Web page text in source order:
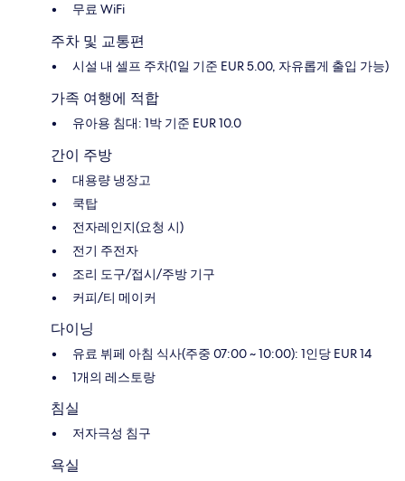
무료 WiFi
주차 및 교통편
시설 내 셀프 주차(1일 기준 EUR 5.00, 자유롭게 출입 가능)
가족 여행에 적합
유아용 침대: 1박 기준 EUR 10.0
간이 주방
대용량 냉장고
쿡탑
전자레인지(요청 시)
전기 주전자
조리 도구/접시/주방 기구
커피/티 메이커
다이닝
유료 뷔페 아침 식사(주중 07:00 ~ 10:00): 1인당 EUR 14
1개의 레스토랑
침실
저자극성 침구
욕실